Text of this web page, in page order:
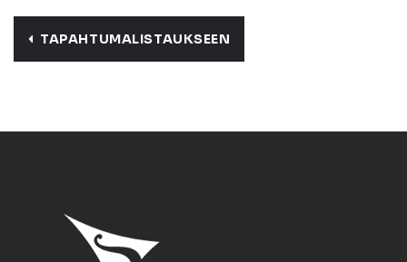
TAPAHTUMALISTAUKSEEN